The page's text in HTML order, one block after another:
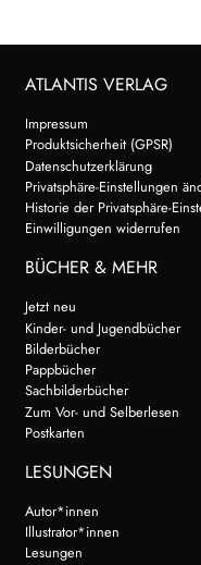
ATLANTIS VERLAG
Impressum
Produktsicherheit (GPSR)
Datenschutzerklärung
Privatsphäre-Einstellungen
Historie der Privatsphäre-
Einwilligungen widerrufen
BÜCHER & MEHR
Jetzt neu
Kinder- und Jugendbücher
Bilderbücher
Pappbücher
Sachbilderbücher
Zum Vor- und Selberlesen
Postkarten
LESUNGEN
Autor*innen
Illustrator*innen
Lesungen